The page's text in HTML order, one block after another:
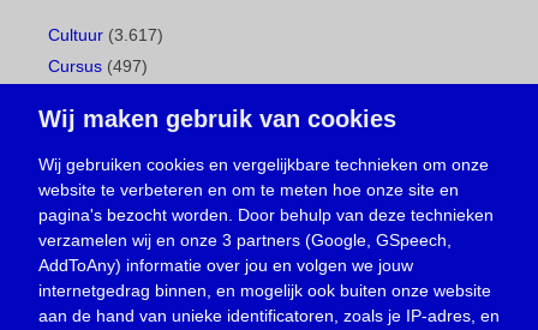
Cultuur (3.617)
Cursus (497)
Gemeentepagina(104)
Ingezonden brief(539)
Media(156)
Nieuws (23.330)
Oproep(734)
Overlijden(39)
Wij maken gebruik van cookies
Wij gebruiken cookies en vergelijkbare technieken om onze
website te verbeteren en om te meten hoe onze site en
pagina's bezocht worden. Door behulp van deze technieken
verzamelen wij en onze 3 partners (Google, GSpeech,
AddToAny) informatie over jou en volgen we jouw
internetgedrag binnen, en mogelijk ook buiten onze website
aan de hand van unieke identificatoren, zoals je IP-adres, en